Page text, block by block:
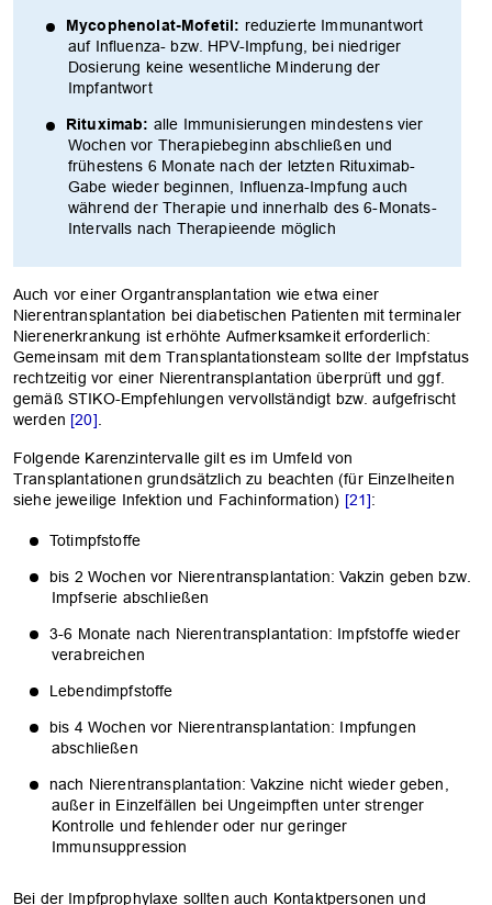
Mycophenolat-Mofetil: reduzierte Immunantwort
auf Influenza- bzw. HPV-Impfung, bei niedriger
Dosierung keine wesentliche Minderung der
Impfantwort
Rituximab: alle Immunisierungen mindestens vier
Wochen vor Therapiebeginn abschließen und
frühestens 6 Monate nach der letzten Rituximab-
Gabe wieder beginnen, Influenza-Impfung auch
während der Therapie und innerhalb des 6-Monats-
Intervalls nach Therapieende möglich
Auch vor einer Organtransplantation wie etwa einer
Nierentransplantation bei diabetischen Patienten mit terminaler
Nierenerkrankung ist erhöhte Aufmerksamkeit erforderlich:
Gemeinsam mit dem Transplantationsteam sollte der Impfstatus
rechtzeitig vor einer Nierentransplantation überprüft und ggf.
gemäß STIKO-Empfehlungen vervollständigt bzw. aufgefrischt
werden [20]
Folgende Karenzintervalle gilt es im Umfeld von
Transplantationen grundsätzlich zu beachten (für Einzelheiten
siehe jeweilige Infektion und Fachinformation) [21]:
Totimpfstoffe
bis 2 Wochen vor Nierentransplantation: Vakzin geben bzw.
Impfserie abschließen
3-6 Monate nach Nierentransplantation: Impfstoffe wieder
verabreichen
Lebendimpfstoffe
bis 4 Wochen vor Nierentransplantation: Impfungen
abschließen
nach Nierentransplantation: Vakzine nicht wieder geben,
außer in Einzelfällen bei Ungeimpften unter strenger
Kontrolle und fehlender oder nur geringer
Immunsuppression
Bei der Impfprophylaxe sollten auch Kontaktpersonen und